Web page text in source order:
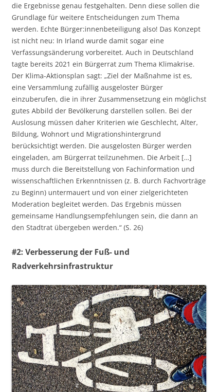
die Ergebnisse genau festgehalten. Denn diese sollen die
Grundlage für weitere Entscheidungen zum Thema
werden. Echte Bürger:innenbeteiligung also! Das Konzept
ist nicht neu: In Irland wurde damit sogar eine
Verfassungsänderung vorbereitet. Auch in Deutschland
tagte bereits 2021 ein Bürgerrat zum Thema Klimakrise.
Der Klima-Aktionsplan sagt: „Ziel der Maßnahme ist es,
eine Versammlung zufällig ausgeloster Bürger
einzuberufen, die in ihrer Zusammensetzung ein möglichst
gutes Abbild der Bevölkerung darstellen sollen. Bei der
Auslosung müssen daher Kriterien wie Geschlecht, Alter,
Bildung, Wohnort und Migrationshintergrund
berücksichtigt werden. Die ausgelosten Bürger werden
eingeladen, am Bürgerrat teilzunehmen. Die Arbeit […]
muss durch die Bereitstellung von Fachinformation und
wissenschaftlichen Erkenntnissen (z. B. durch Fachvorträge
zu Beginn) untermauert und von einer zielgerichteten
Moderation begleitet werden. Das Ergebnis müssen
gemeinsame Handlungsempfehlungen sein, die dann an
den Stadtrat übergeben werden.“ (S. 26)
#2: Verbesserung der Fuß- und
Radverkehrsinfrastruktur